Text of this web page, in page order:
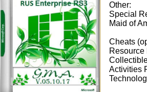
Other:
Special
Maid of
Cheats
Resource
Activities